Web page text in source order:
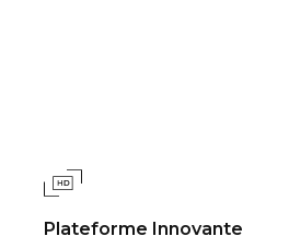
Plateforme Innovante